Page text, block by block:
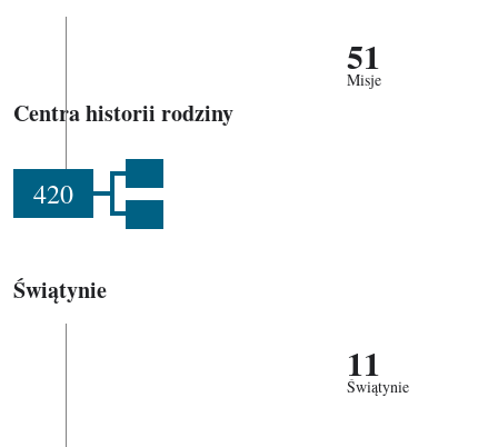
51
Misje
Centra historii rodziny
420
Świątynie
11
Świątynie